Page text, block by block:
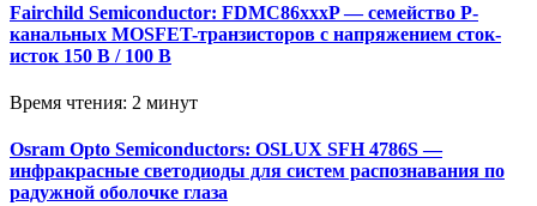
Fairchild Semiconductor: FDMC86xxxP — семейство P-
канальных MOSFET-транзисторов с напряжением сток-
исток 150 В / 100 В
Время чтения: 2 минут
Osram Opto Semiconductors: OSLUX SFH 4786S —
инфракрасные светодиоды для систем распознавания по
радужной оболочке глаза